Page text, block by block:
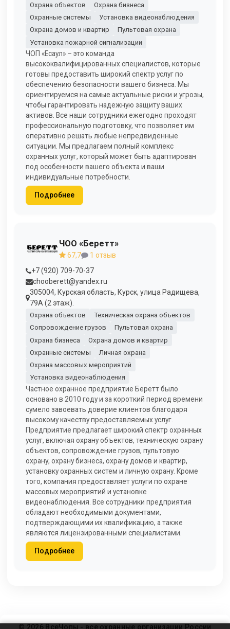
Охрана объектов
Охрана бизнеса
Охранные системы
Установка видеонаблюдения
Охрана домов и квартир
Пультовая охрана
Установка пожарной сигнализации
ЧОП «Есаул» – это команда
высококвалифицированных специалистов, которые
готовы предоставить широкий спектр услуг по
обеспечению безопасности вашего бизнеса. Мы
ориентируемся на самые актуальные риски и угрозы,
чтобы гарантировать надежную защиту ваших
активов. Все наши сотрудники ежегодно проходят
профессиональную подготовку, что позволяет им
оперативно решать любые непредвиденные
ситуации. Мы предлагаем полный комплекс
охранных услуг, который может быть адаптирован
под особенности вашего объекта и ваши
индивидуальные потребности.
Подробнее
ЧОО «Беретт»
67,7
1 отзыв
+7 (920) 709-70-37
chooberett@yandex.ru
305004, Курская область, Курск, улица Радищева,
79А (2 этаж).
Охрана объектов
Техническая охрана объектов
Сопровождение грузов
Пультовая охрана
Охрана бизнеса
Охрана домов и квартир
Охранные системы
Личная охрана
Охрана массовых мероприятий
Установка видеонаблюдения
Частное охранное предприятие Беретт было
основано в 2010 году и за короткий период времени
сумело завоевать доверие клиентов благодаря
высокому качеству предоставляемых услуг.
Предприятие предлагает широкий спектр охранных
услуг, включая охрану объектов, техническую охрану
объектов, сопровождение грузов, пультовую
охрану, охрану бизнеса, охрану домов и квартир,
установку охранных систем и личную охрану. Кроме
того, компания предоставляет услуги по охране
массовых мероприятий и установке
видеонаблюдения. Все сотрудники предприятия
обладают необходимыми документами,
подтверждающими их квалификацию, а также
являются лицензированными специалистами.
Подробнее
© 2026 ВсеЧопы - все охранные организации России